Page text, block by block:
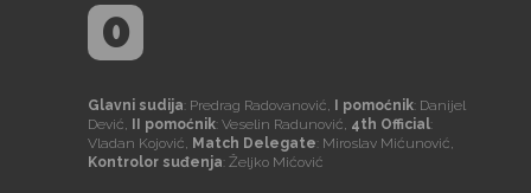
0
Glavni sudija: Predrag Radovanović, I pomoćnik: Danijel
Dević,
II pomoćnik: Veselin Radunović, 4th Official:
Vladan Kojović, Match Delegate: Miroslav Mićunović,
Kontrolor suđenja: Željko Mićović